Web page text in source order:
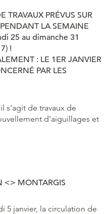
TRAVAUX PRÉVUS SUR
LA SEMAINE
25 au dimanche 31
!
: LE 1ER JANVIER
PAR LES
s’agit de travaux de
d’aiguillages et
<> MONTARGIS
5 janvier, la circulation de